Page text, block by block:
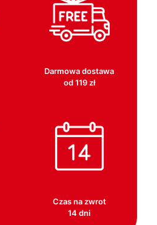
Darmowa dostawa
od 119 zł
Czas na zwrot
14 dni